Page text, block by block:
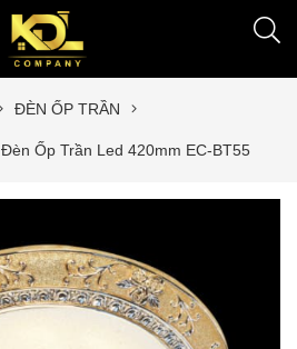
ĐÈN ỐP TRẦN
Đèn Ốp Trần Led 420mm EC-BT55